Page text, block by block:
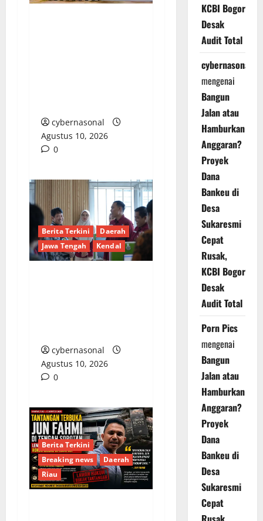
cybernasonal
Agustus 10, 2026
0
Berita Terkini
Daerah
Jawa Tengah
Kendal
cybernasonal
Agustus 10, 2026
0
Berita Terkini
Breaking news
Daerah
Riau
KCBI Bogor
Desak
Audit Total
cybernasonal
mengenai
Bangun
Jalan atau
Hamburkan
Anggaran?
Proyek
Dana
Bankeu di
Desa
Sukaresmi
Cepat
Rusak,
KCBI Bogor
Desak
Audit Total
Porn Pics
mengenai
Bangun
Jalan atau
Hamburkan
Anggaran?
Proyek
Dana
Bankeu di
Desa
Sukaresmi
Cepat